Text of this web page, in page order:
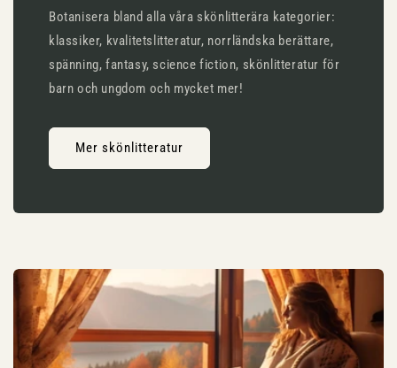
Botanisera bland alla våra skönlitterära kategorier:
klassiker, kvalitetslitteratur, norrländska berättare,
spänning, fantasy, science fiction, skönlitteratur för
barn och ungdom och mycket mer!
Mer skönlitteratur